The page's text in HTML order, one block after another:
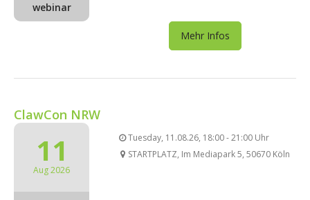
webinar
Mehr Infos
ClawCon NRW
11
Aug 2026
Tuesday, 11.08.26, 18:00 - 21:00 Uhr
STARTPLATZ, Im Mediapark 5, 50670 Köln